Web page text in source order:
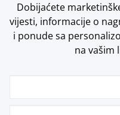
Dobijaćete
vijesti, informacije o
i ponude sa
na vašim